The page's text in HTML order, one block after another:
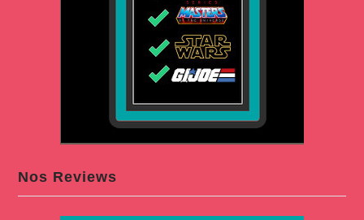
Nos Reviews